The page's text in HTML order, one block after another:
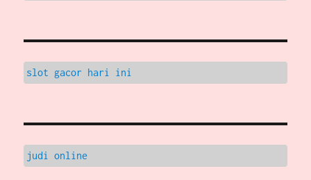
slot gacor hari ini
judi online